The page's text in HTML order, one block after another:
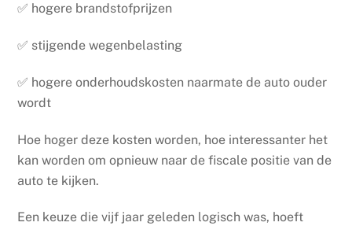
✅ hogere brandstofprijzen
✅ stijgende wegenbelasting
✅ hogere onderhoudskosten naarmate de auto ouder
wordt
Hoe hoger deze kosten worden, hoe interessanter het
kan worden om opnieuw naar de fiscale positie van de
auto te kijken.
Een keuze die vijf jaar geleden logisch was, hoeft